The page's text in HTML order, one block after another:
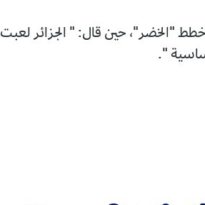
"الخضر"، حين قال: " الجزائر لعبت
".